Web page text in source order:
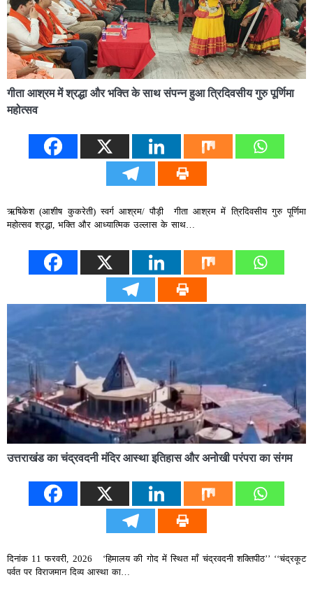
गीता आश्रम में श्रद्धा और भक्ति के साथ संपन्न हुआ त्रिदिवसीय गुरु पूर्णिमा
महोत्सव
ऋषिकेश (आशीष कुकरेती) स्वर्ग आश्रम/ पौड़ी गीता आश्रम में त्रिदिवसीय गुरु पूर्णिमा
महोत्सव श्रद्धा, भक्ति और आध्यात्मिक उल्लास के साथ…
उत्तराखंड का चंद्रवदनी मंदिर आस्था इतिहास और अनोखी परंपरा का संगम
दिनांक 11 फरवरी, 2026 ‘हिमालय की गोद में स्थित माँ चंद्रवदनी शक्तिपीठ’’ ‘‘चंद्रकूट
पर्वत पर विराजमान दिव्य आस्था का…